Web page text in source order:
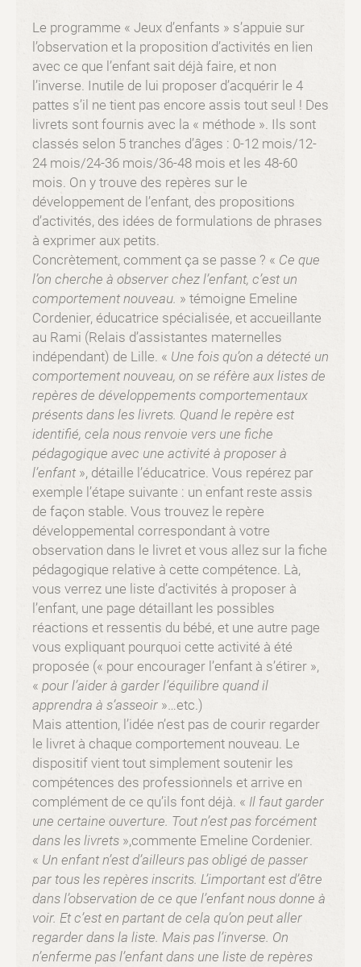
Le programme « Jeux d’enfants » s’appuie sur
l’observation et la proposition d’activités en lien
avec ce que l’enfant sait déjà faire, et non
l’inverse. Inutile de lui proposer d’acquérir le 4
pattes s’il ne tient pas encore assis tout seul ! Des
livrets sont fournis avec la « méthode ». Ils sont
classés selon 5 tranches d’âges : 0-12 mois/12-
24 mois/24-36 mois/36-48 mois et les 48-60
mois. On y trouve des repères sur le
développement de l’enfant, des propositions
d’activités, des idées de formulations de phrases
à exprimer aux petits.
Concrètement, comment ça se passe ? « Ce que
l’on cherche à observer chez l’enfant, c’est un
comportement nouveau. » témoigne Emeline
Cordenier, éducatrice spécialisée, et accueillante
au Rami (Relais d’assistantes maternelles
indépendant) de Lille. « Une fois qu’on a détecté un
comportement nouveau, on se réfère aux listes de
repères de développements comportementaux
présents dans les livrets. Quand le repère est
identifié, cela nous renvoie vers une fiche
pédagogique avec une activité à proposer à
l’enfant », détaille l’éducatrice. Vous repérez par
exemple l’étape suivante : un enfant reste assis
de façon stable. Vous trouvez le repère
développemental correspondant à votre
observation dans le livret et vous allez sur la fiche
pédagogique relative à cette compétence. Là,
vous verrez une liste d’activités à proposer à
l’enfant, une page détaillant les possibles
réactions et ressentis du bébé, et une autre page
vous expliquant pourquoi cette activité à été
proposée (« pour encourager l’enfant à s’étirer »,
« pour l’aider à garder l’équilibre quand il
apprendra à s’asseoir »…etc.)
Mais attention, l’idée n’est pas de courir regarder
le livret à chaque comportement nouveau. Le
dispositif vient tout simplement soutenir les
compétences des professionnels et arrive en
complément de ce qu’ils font déjà. « Il faut garder
une certaine ouverture. Tout n’est pas forcément
dans les livrets »,commente Emeline Cordenier.
« Un enfant n’est d’ailleurs pas obligé de passer
par tous les repères inscrits. L’important est d’être
dans l’observation de ce que l’enfant nous donne à
voir. Et c’est en partant de cela qu’on peut aller
regarder dans la liste. Mais pas l’inverse. On
n’enferme pas l’enfant dans une liste de repères